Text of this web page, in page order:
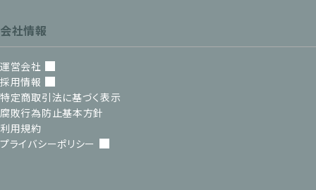
会社情報
運営会社
採用情報
特定商取引法に基づく表示
腐敗行為防止基本方針
利用規約
プライバシーポリシー